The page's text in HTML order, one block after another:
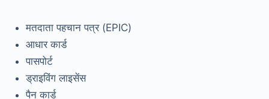
मतदाता पहचान पत्र (EPIC)
आधार कार्ड
पासपोर्ट
ड्राइविंग लाइसेंस
पैन कार्ड